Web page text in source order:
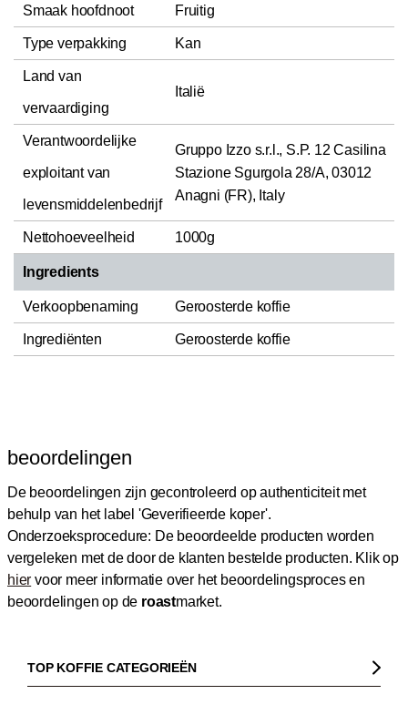
Smaak hoofdnoot Fruitig
Type verpakking Kan
Land van
vervaardiging
Italië
Verantwoordelijke
exploitant van
levensmiddelenbedrijf
Gruppo Izzo s.r.l., S.P. 12 Casilina
Stazione Sgurgola 28/A, 03012
Anagni (FR), Italy
Nettohoeveelheid 1000g
Ingredients
Verkoopbenaming Geroosterde koffie
Ingrediënten Geroosterde koffie
beoordelingen
De beoordelingen zijn gecontroleerd op authenticiteit met
behulp van het label 'Geverifieerde koper'.
Onderzoeksprocedure: De beoordeelde producten worden
vergeleken met de door de klanten bestelde producten. Klik op
hier voor meer informatie over het beoordelingsproces en
beoordelingen op de roastmarket.
TOP KOFFIE CATEGORIEËN